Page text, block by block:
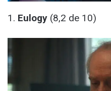
1. Eulogy (8,2 de 10)